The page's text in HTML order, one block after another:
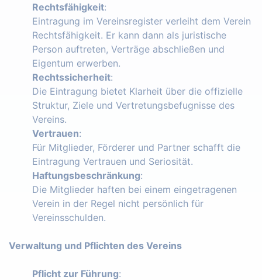
Rechtsfähigkeit:
Eintragung im Vereinsregister verleiht dem Verein
Rechtsfähigkeit. Er kann dann als juristische
Person auftreten, Verträge abschließen und
Eigentum erwerben.
Rechtssicherheit:
Die Eintragung bietet Klarheit über die offizielle
Struktur, Ziele und Vertretungsbefugnisse des
Vereins.
Vertrauen:
Für Mitglieder, Förderer und Partner schafft die
Eintragung Vertrauen und Seriosität.
Haftungsbeschränkung:
Die Mitglieder haften bei einem eingetragenen
Verein in der Regel nicht persönlich für
Vereinsschulden.
Verwaltung und Pflichten des Vereins
Pflicht zur Führung: